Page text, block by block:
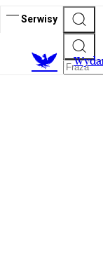
Serwisy